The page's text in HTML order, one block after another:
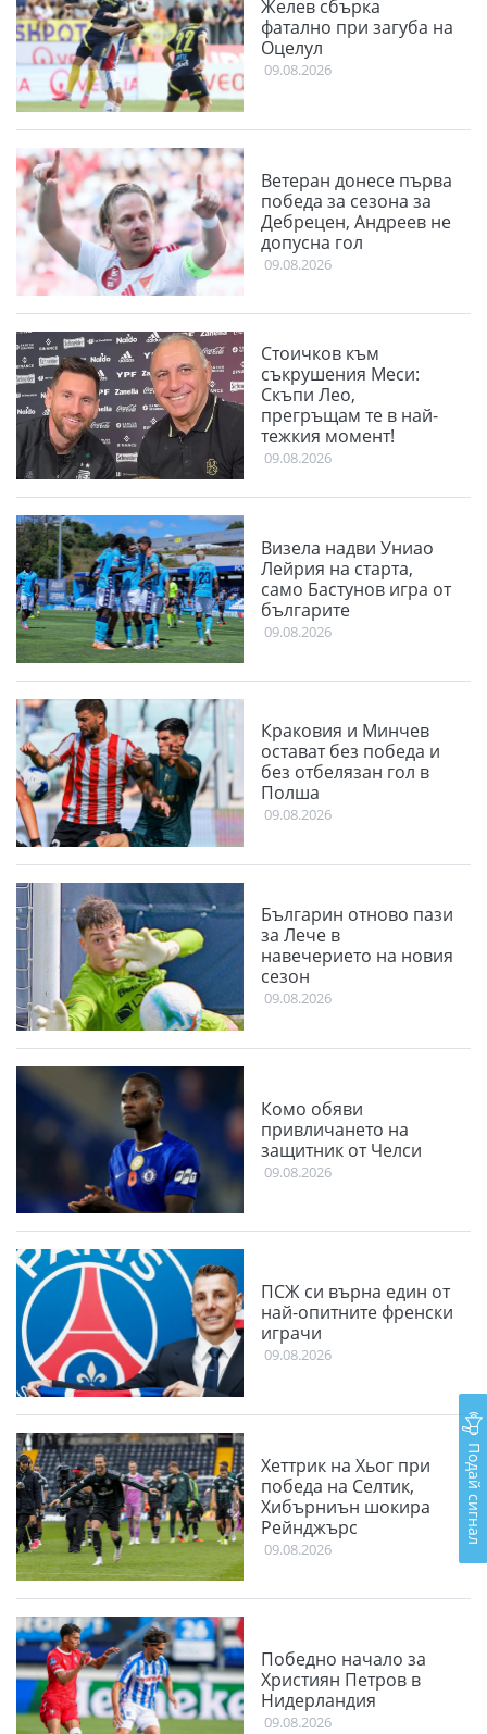
Желев сбърка
фатално при загуба на
Оцелул
09.08.2026
Ветеран донесе първа
победа за сезона за
Дебрецен, Андреев не
допусна гол
09.08.2026
Стоичков към
съкрушения Меси:
Скъпи Лео,
прегръщам те в най-
тежкия момент!
09.08.2026
Визела надви Униао
Лейрия на старта,
само Бастунов игра от
българите
09.08.2026
Краковия и Минчев
остават без победа и
без отбелязан гол в
Полша
09.08.2026
Българин отново пази
за Лече в
навечерието на новия
сезон
09.08.2026
Комо обяви
привличането на
защитник от Челси
09.08.2026
ПСЖ си върна един от
най-опитните френски
играчи
09.08.2026
Хеттрик на Хьог при
победа на Селтик,
Хибърниън шокира
Рейнджърс
09.08.2026
Победно начало за
Християн Петров в
Нидерландия
09.08.2026
Подай сигнал